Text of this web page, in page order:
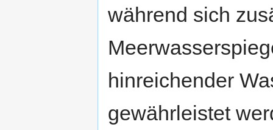
während sich
hinreichender
gewährleistet